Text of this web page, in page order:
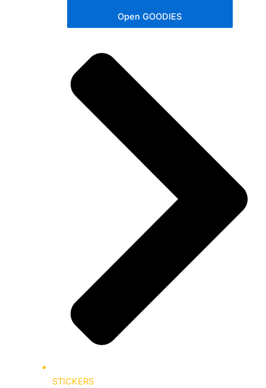
Open GOODIES
STICKERS